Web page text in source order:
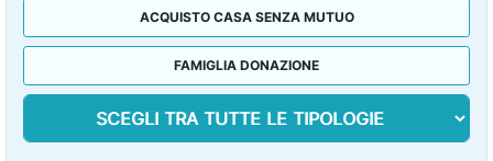
ACQUISTO CASA SENZA MUTUO
FAMIGLIA DONAZIONE